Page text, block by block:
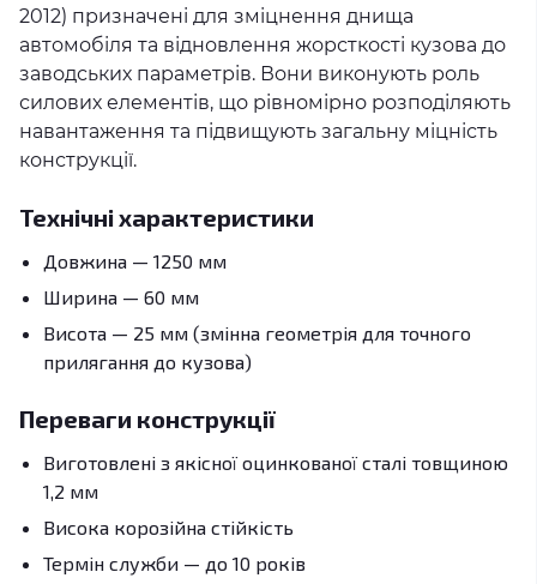
2012) призначені для зміцнення днища
автомобіля та відновлення жорсткості кузова до
заводських параметрів. Вони виконують роль
силових елементів, що рівномірно розподіляють
навантаження та підвищують загальну міцність
конструкції.
Технічні характеристики
Довжина — 1250 мм
Ширина — 60 мм
Висота — 25 мм (змінна геометрія для точного
прилягання до кузова)
Переваги конструкції
Виготовлені з якісної оцинкованої сталі товщиною
1,2 мм
Висока корозійна стійкість
Термін служби — до 10 років